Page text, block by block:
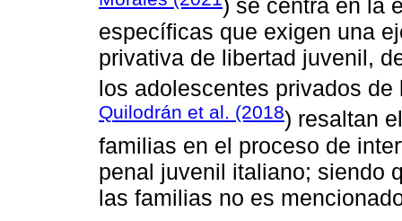
) se centra en la
específicas que exigen una
privativa de libertad juvenil,
los adolescentes privados
Quilodrán et al. (2018) resaltan
familias en el proceso de
penal juvenil italiano; siendo
las familias no es